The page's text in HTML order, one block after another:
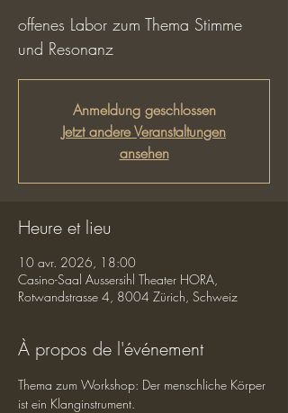
offenes Labor zum Thema Stimme
und Resonanz
Anmeldung geschlossen
Jetzt andere Veranstaltungen
ansehen
Heure et lieu
10 avr. 2026, 18:00
Casino-Saal Aussersihl Theater HORA,
Rotwandstrasse 4, 8004 Zürich, Schweiz
À propos de l'événement
Thema zum Workshop: Der menschliche Körper
ist ein Klanginstrument.